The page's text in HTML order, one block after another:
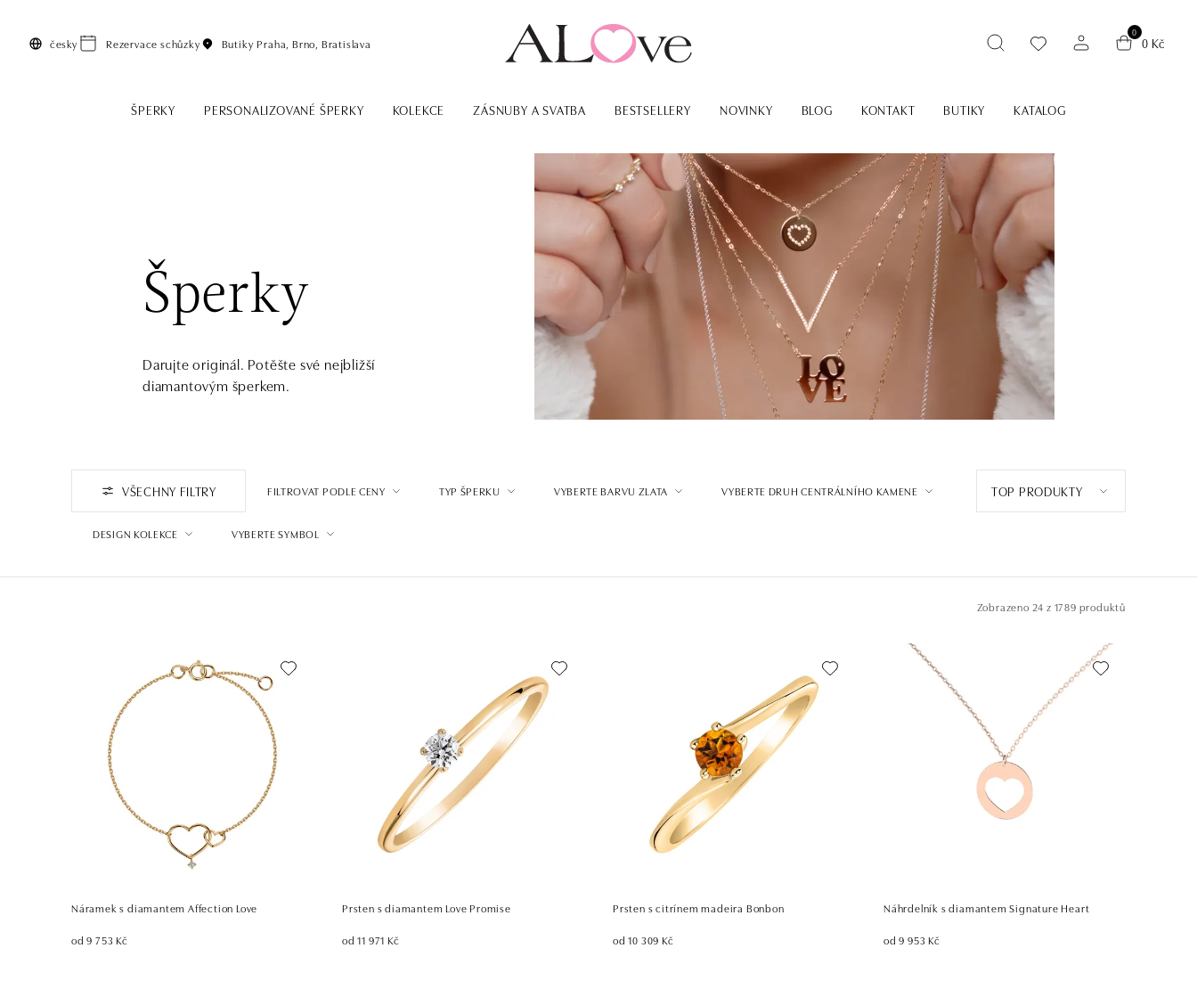
česky Rezervace schůzky Butiky Praha, Brno, Bratislava
0
0 Kč
ŠPERKY PERSONALIZOVANÉ ŠPERKY KOLEKCE ZÁSNUBY A SVATBA BESTSELLERY NOVINKY BLOG KONTAKT BUTIKY KATALOG
Šperky
Darujte originál. Potěšte své nejbližší
diamantovým šperkem.
VŠECHNY FILTRY FILTROVAT PODLE CENY TYP ŠPERKU VYBERTE BARVU ZLATA VYBERTE DRUH CENTRÁLNÍHO KAMENE
DESIGN KOLEKCE VYBERTE SYMBOL
TOP PRODUKTY
Zobrazeno 24 z 1789 produktů
Náramek s diamantem Affection Love
od 9 753 Kč
Prsten s diamantem Love Promise
od 11 971 Kč
Prsten s citrínem madeira Bonbon
od 10 309 Kč
Náhrdelník s diamantem Signature Heart
od 9 953 Kč